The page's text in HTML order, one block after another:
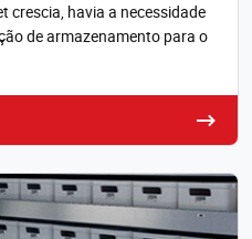
crescia, havia a necessidade
de armazenamento para o